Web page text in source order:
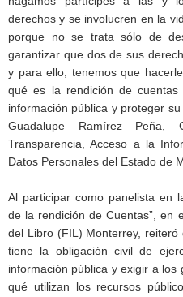
derechos y se involucren en la
porque no se trata sólo de
garantizar que dos de sus
y para ello, tenemos que
qué es la rendición de
información pública y proteger
Guadalupe Ramírez Peña,
Transparencia, Acceso a la
Datos Personales del Estado de
Al participar como panelista en
de la rendición de Cuentas”, en
del Libro (FIL) Monterrey,
tiene la obligación civil de
información pública y exigir a
qué utilizan los recursos